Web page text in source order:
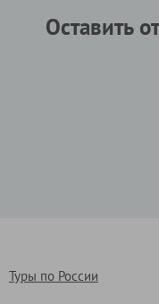
Оставить
Туры по России